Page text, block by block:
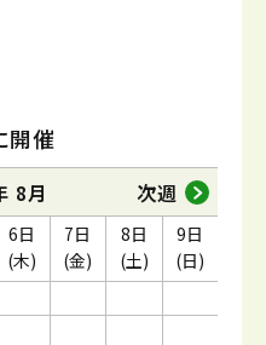
開催
8月 次週
6日
(木)
7日
(金)
8日
(土)
9日
(日)